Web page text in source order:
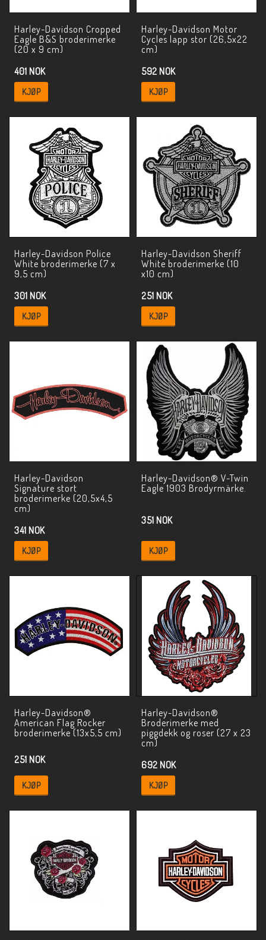
Harley-Davidson Cropped
Eagle B&S broderimerke
(20 x 9 cm)
401 NOK
KJØP
Harley-Davidson Motor
Cycles lapp stor (26,5x22
cm)
592 NOK
KJØP
Harley-Davidson Police
White broderimerke (7 x
9,5 cm)
301 NOK
KJØP
Harley-Davidson Sheriff
White broderimerke (10
x10 cm)
251 NOK
KJØP
Harley-Davidson
Signature stort
broderimerke (20,5x4,5
cm)
341 NOK
KJØP
Harley-Davidson® V-Twin
Eagle 1903 Brodyrmärke.
351 NOK
KJØP
Harley-Davidson®
American Flag Rocker
broderimerke (13x5,5 cm)
251 NOK
KJØP
Harley-Davidson®
Broderimerke med
piggdekk og roser (27 x 23
cm)
692 NOK
KJØP